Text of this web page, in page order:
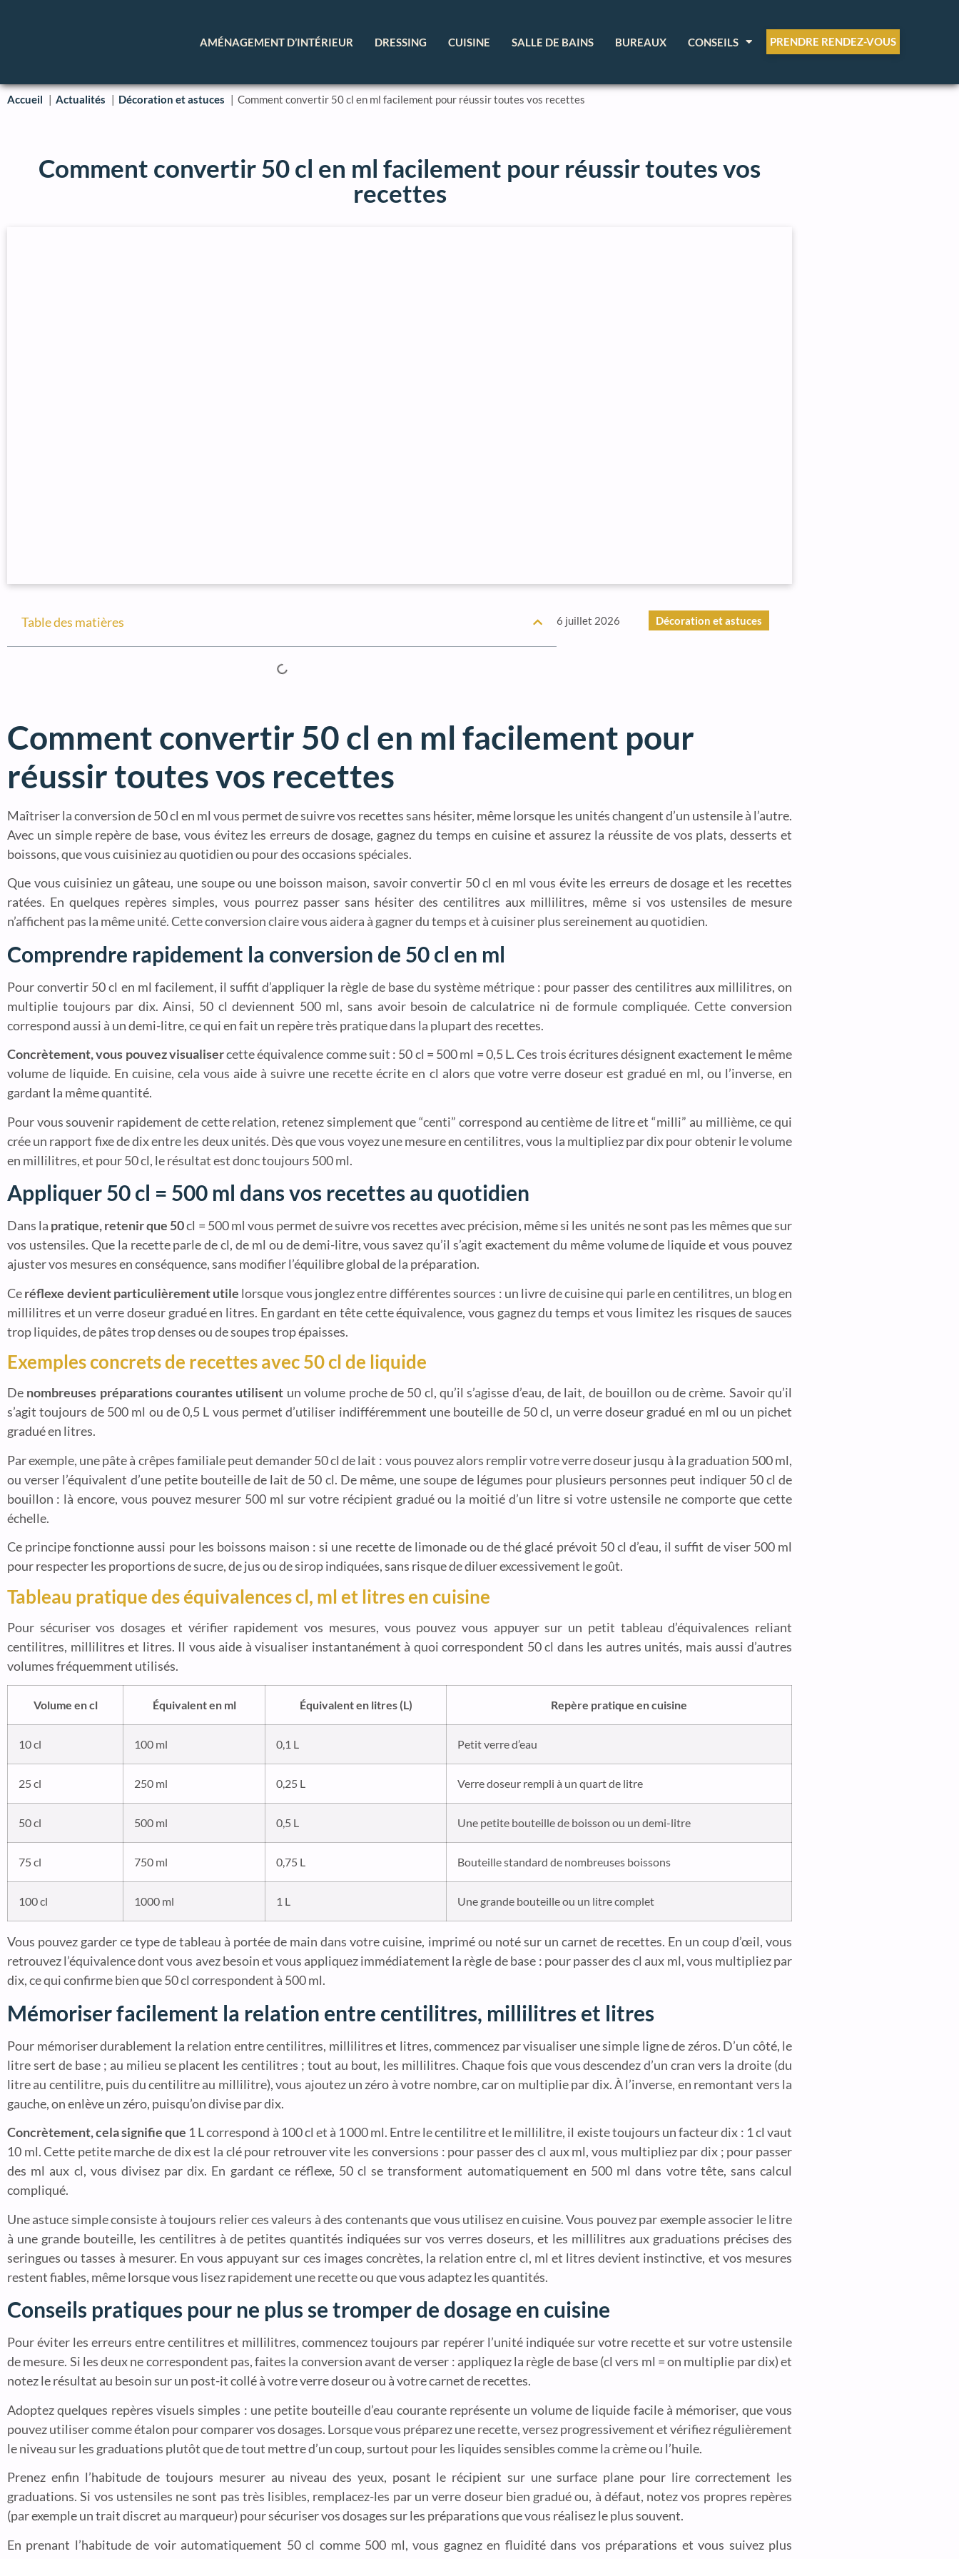
AMÉNAGEMENT D’INTÉRIEUR DRESSING CUISINE SALLE DE BAINS BUREAUX CONSEILS PRENDRE RENDEZ-VOUS
Accueil Actualités Décoration et astuces Comment convertir 50 cl en ml facilement pour réussir toutes vos recettes
Comment convertir 50 cl en ml facilement pour réussir toutes vos
recettes
Table des matières 6 juillet 2026 Décoration et astuces
Comment convertir 50 cl en ml facilement pour
réussir toutes vos recettes
Maîtriser la conversion de 50 cl en ml vous permet de suivre vos recettes sans hésiter, même lorsque les unités changent d’un ustensile à l’autre.
Avec un simple repère de base, vous évitez les erreurs de dosage, gagnez du temps en cuisine et assurez la réussite de vos plats, desserts et
boissons, que vous cuisiniez au quotidien ou pour des occasions spéciales.
Que vous cuisiniez un gâteau, une soupe ou une boisson maison, savoir convertir 50 cl en ml vous évite les erreurs de dosage et les recettes
ratées. En quelques repères simples, vous pourrez passer sans hésiter des centilitres aux millilitres, même si vos ustensiles de mesure
n’affichent pas la même unité. Cette conversion claire vous aidera à gagner du temps et à cuisiner plus sereinement au quotidien.
Comprendre rapidement la conversion de 50 cl en ml
Pour convertir 50 cl en ml facilement, il suffit d’appliquer la règle de base du système métrique : pour passer des centilitres aux millilitres, on
multiplie toujours par dix. Ainsi, 50 cl deviennent 500 ml, sans avoir besoin de calculatrice ni de formule compliquée. Cette conversion
correspond aussi à un demi-litre, ce qui en fait un repère très pratique dans la plupart des recettes.
Concrètement, vous pouvez visualisercette équivalence comme suit : 50 cl = 500 ml = 0,5 L. Ces trois écritures désignent exactement le même
volume de liquide. En cuisine, cela vous aide à suivre une recette écrite en cl alors que votre verre doseur est gradué en ml, ou l’inverse, en
gardant la même quantité.
Pour vous souvenir rapidement de cette relation, retenez simplement que “centi” correspond au centième de litre et “milli” au millième, ce qui
crée un rapport fixe de dix entre les deux unités. Dès que vous voyez une mesure en centilitres, vous la multipliez par dix pour obtenir le volume
en millilitres, et pour 50 cl, le résultat est donc toujours 500 ml.
Appliquer 50 cl = 500 ml dans vos recettes au quotidien
Dans la pratique, retenir que 50cl = 500 ml vous permet de suivre vos recettes avec précision, même si les unités ne sont pas les mêmes que sur
vos ustensiles. Que la recette parle de cl, de ml ou de demi-litre, vous savez qu’il s’agit exactement du même volume de liquide et vous pouvez
ajuster vos mesures en conséquence, sans modifier l’équilibre global de la préparation.
Ceréflexe devient particulièrement utile lorsque vous jonglez entre différentes sources : un livre de cuisine qui parle en centilitres, un blog en
millilitres et un verre doseur gradué en litres. En gardant en tête cette équivalence, vous gagnez du temps et vous limitez les risques de sauces
trop liquides, de pâtes trop denses ou de soupes trop épaisses.
Exemples concrets de recettes avec 50 cl de liquide
De nombreuses préparations courantes utilisent un volume proche de 50 cl, qu’il s’agisse d’eau, de lait, de bouillon ou de crème. Savoir qu’il
s’agit toujours de 500 ml ou de 0,5 L vous permet d’utiliser indifféremment une bouteille de 50 cl, un verre doseur gradué en ml ou un pichet
gradué en litres.
Par exemple, une pâte à crêpes familiale peut demander 50 cl de lait : vous pouvez alors remplir votre verre doseur jusqu à la graduation 500 ml,
ou verser l’équivalent d’une petite bouteille de lait de 50 cl. De même, une soupe de légumes pour plusieurs personnes peut indiquer 50 cl de
bouillon : là encore, vous pouvez mesurer 500 ml sur votre récipient gradué ou la moitié d’un litre si votre ustensile ne comporte que cette
échelle.
Ce principe fonctionne aussi pour les boissons maison : si une recette de limonade ou de thé glacé prévoit 50 cl d’eau, il suffit de viser 500 ml
pour respecter les proportions de sucre, de jus ou de sirop indiquées, sans risque de diluer excessivement le goût.
Tableau pratique des équivalences cl, ml et litres en cuisine
Pour sécuriser vos dosages et vérifier rapidement vos mesures, vous pouvez vous appuyer sur un petit tableau d’équivalences reliant
centilitres, millilitres et litres. Il vous aide à visualiser instantanément à quoi correspondent 50 cl dans les autres unités, mais aussi d’autres
volumes fréquemment utilisés.
Volume en cl Équivalent en ml Équivalent en litres (L) Repère pratique en cuisine
10 cl 100 ml 0,1 L Petit verre d’eau
25 cl 250 ml 0,25 L Verre doseur rempli à un quart de litre
50 cl 500 ml 0,5 L Une petite bouteille de boisson ou un demi-litre
75 cl 750 ml 0,75 L Bouteille standard de nombreuses boissons
100 cl 1000 ml 1 L Une grande bouteille ou un litre complet
Vous pouvez garder ce type de tableau à portée de main dans votre cuisine, imprimé ou noté sur un carnet de recettes. En un coup d’œil, vous
retrouvez l’équivalence dont vous avez besoin et vous appliquez immédiatement la règle de base : pour passer des cl aux ml, vous multipliez par
dix, ce qui confirme bien que 50 cl correspondent à 500 ml.
Mémoriser facilement la relation entre centilitres, millilitres et litres
Pour mémoriser durablement la relation entre centilitres, millilitres et litres, commencez par visualiser une simple ligne de zéros. D’un côté, le
litre sert de base ; au milieu se placent les centilitres ; tout au bout, les millilitres. Chaque fois que vous descendez d’un cran vers la droite (du
litre au centilitre, puis du centilitre au millilitre), vous ajoutez un zéro à votre nombre, car on multiplie par dix. À l’inverse, en remontant vers la
gauche, on enlève un zéro, puisqu’on divise par dix.
Concrètement, cela signifie que 1 L correspond à 100 cl et à 1 000 ml. Entre le centilitre et le millilitre, il existe toujours un facteur dix : 1 cl vaut
10 ml. Cette petite marche de dix est la clé pour retrouver vite les conversions : pour passer des cl aux ml, vous multipliez par dix ; pour passer
des ml aux cl, vous divisez par dix. En gardant ce réflexe, 50 cl se transforment automatiquement en 500 ml dans votre tête, sans calcul
compliqué.
Une astuce simple consiste à toujours relier ces valeurs à des contenants que vous utilisez en cuisine. Vous pouvez par exemple associer le litre
à une grande bouteille, les centilitres à de petites quantités indiquées sur vos verres doseurs, et les millilitres aux graduations précises des
seringues ou tasses à mesurer. En vous appuyant sur ces images concrètes, la relation entre cl, ml et litres devient instinctive, et vos mesures
restent fiables, même lorsque vous lisez rapidement une recette ou que vous adaptez les quantités.
Conseils pratiques pour ne plus se tromper de dosage en cuisine
Pour éviter les erreurs entre centilitres et millilitres, commencez toujours par repérer l’unité indiquée sur votre recette et sur votre ustensile
de mesure. Si les deux ne correspondent pas, faites la conversion avant de verser : appliquez la règle de base (cl vers ml = on multiplie par dix) et
notez le résultat au besoin sur un post-it collé à votre verre doseur ou à votre carnet de recettes.
Adoptez quelques repères visuels simples : une petite bouteille d’eau courante représente un volume de liquide facile à mémoriser, que vous
pouvez utiliser comme étalon pour comparer vos dosages. Lorsque vous préparez une recette, versez progressivement et vérifiez régulièrement
le niveau sur les graduations plutôt que de tout mettre d’un coup, surtout pour les liquides sensibles comme la crème ou l’huile.
Prenez enfin l’habitude de toujours mesurer au niveau des yeux, posant le récipient sur une surface plane pour lire correctement les
graduations. Si vos ustensiles ne sont pas très lisibles, remplacez-les par un verre doseur bien gradué ou, à défaut, notez vos propres repères
(par exemple un trait discret au marqueur) pour sécuriser vos dosages sur les préparations que vous réalisez le plus souvent.
En prenant l’habitude de voir automatiquement 50 cl comme 500 ml, vous gagnez en fluidité dans vos préparations et vous suivez plus